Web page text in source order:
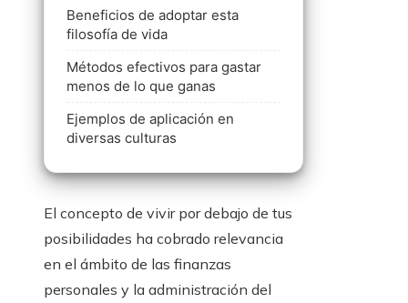
Beneficios de adoptar esta
filosofía de vida
Métodos efectivos para gastar
menos de lo que ganas
Ejemplos de aplicación en
diversas culturas
El concepto de vivir por debajo de tus
posibilidades ha cobrado relevancia
en el ámbito de las finanzas
personales y la administración del